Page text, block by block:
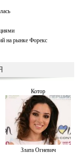
на рынке Форекс
Котор
Злата Огневич